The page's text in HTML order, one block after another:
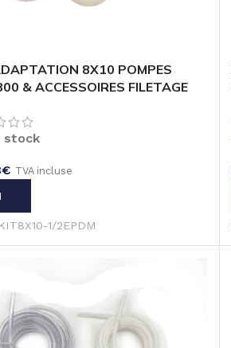
8X10 POMPES
& ACCESSOIRES FILETAGE
stock
€ TVA incluse
AU PANIER
KIT8X10-1/2EPDM